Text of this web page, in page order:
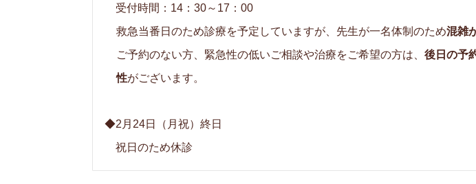
受付時間：14：30～17：00
救急当番日のため診療を予定していますが、先生が一名体制のため混雑
ご予約のない方、緊急性の低いご相談や治療をご希望の方は、後日の予
性がございます。
◆2月24日（月祝）終日
祝日のため休診